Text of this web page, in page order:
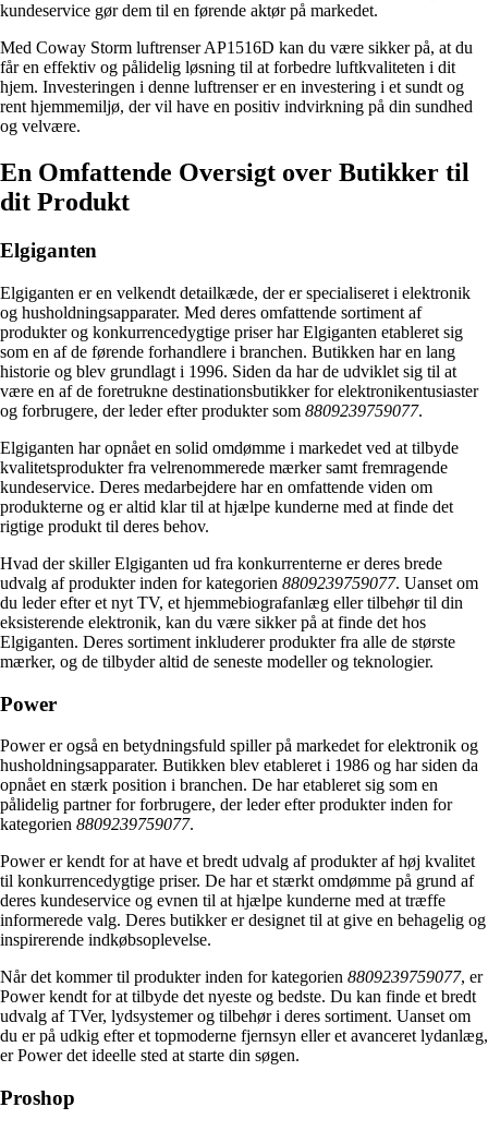
kundeservice gør dem til en førende aktør på markedet.
Med Coway Storm luftrenser AP1516D kan du være sikker på, at du
får en effektiv og pålidelig løsning til at forbedre luftkvaliteten i dit
hjem. Investeringen i denne luftrenser er en investering i et sundt og
rent hjemmemiljø, der vil have en positiv indvirkning på din sundhed
og velvære.
En Omfattende Oversigt over Butikker til
dit Produkt
Elgiganten
Elgiganten er en velkendt detailkæde, der er specialiseret i elektronik
og husholdningsapparater. Med deres omfattende sortiment af
produkter og konkurrencedygtige priser har Elgiganten etableret sig
som en af de førende forhandlere i branchen. Butikken har en lang
historie og blev grundlagt i 1996. Siden da har de udviklet sig til at
være en af de foretrukne destinationsbutikker for elektronikentusiaster
og forbrugere, der leder efter produkter som 8809239759077.
Elgiganten har opnået en solid omdømme i markedet ved at tilbyde
kvalitetsprodukter fra velrenommerede mærker samt fremragende
kundeservice. Deres medarbejdere har en omfattende viden om
produkterne og er altid klar til at hjælpe kunderne med at finde det
rigtige produkt til deres behov.
Hvad der skiller Elgiganten ud fra konkurrenterne er deres brede
udvalg af produkter inden for kategorien 8809239759077. Uanset om
du leder efter et nyt TV, et hjemmebiografanlæg eller tilbehør til din
eksisterende elektronik, kan du være sikker på at finde det hos
Elgiganten. Deres sortiment inkluderer produkter fra alle de største
mærker, og de tilbyder altid de seneste modeller og teknologier.
Power
Power er også en betydningsfuld spiller på markedet for elektronik og
husholdningsapparater. Butikken blev etableret i 1986 og har siden da
opnået en stærk position i branchen. De har etableret sig som en
pålidelig partner for forbrugere, der leder efter produkter inden for
kategorien 8809239759077.
Power er kendt for at have et bredt udvalg af produkter af høj kvalitet
til konkurrencedygtige priser. De har et stærkt omdømme på grund af
deres kundeservice og evnen til at hjælpe kunderne med at træffe
informerede valg. Deres butikker er designet til at give en behagelig og
inspirerende indkøbsoplevelse.
Når det kommer til produkter inden for kategorien 8809239759077, er
Power kendt for at tilbyde det nyeste og bedste. Du kan finde et bredt
udvalg af TVer, lydsystemer og tilbehør i deres sortiment. Uanset om
du er på udkig efter et topmoderne fjernsyn eller et avanceret lydanlæg,
er Power det ideelle sted at starte din søgen.
Proshop